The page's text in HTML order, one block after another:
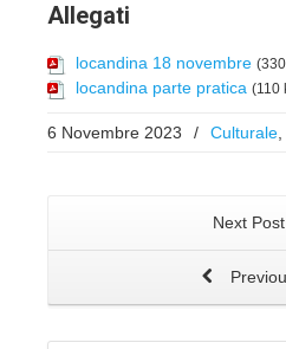
Allegati
locandina 18 novembre
locandina parte pratica (110
6 Novembre 2023 / Culturale
Next Post